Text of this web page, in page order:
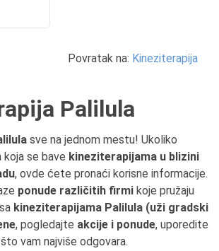
Povratak na: Kineziterapija
Palilula
sve na jednom mestu! Ukoliko
se bave kineziterapijama u blizini
, ovde ćete pronaći korisne informacije.
ponude različitih firmi koje pružaju
kineziterapijama Palilula (uži gradski
, pogledajte akcije i ponude, uporedite
vam najviše odgovara.